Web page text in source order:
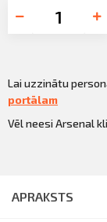
Lai uzzinātu
portālam
Vēl neesi Arsenal
APRAKSTS